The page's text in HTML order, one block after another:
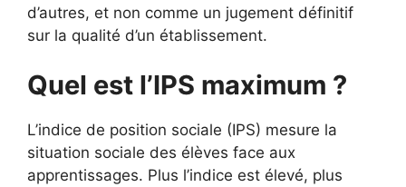
d’autres, et non comme un jugement définitif
sur la qualité d’un établissement.
Quel est l’IPS maximum ?
L’indice de position sociale (IPS) mesure la
situation sociale des élèves face aux
apprentissages. Plus l’indice est élevé, plus